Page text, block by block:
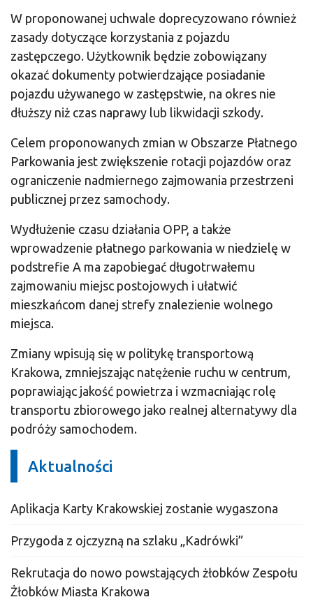
W proponowanej uchwale doprecyzowano również
zasady dotyczące korzystania z pojazdu
zastępczego. Użytkownik będzie zobowiązany
okazać dokumenty potwierdzające posiadanie
pojazdu używanego w zastępstwie, na okres nie
dłuższy niż czas naprawy lub likwidacji szkody.
Celem proponowanych zmian w Obszarze Płatnego
Parkowania jest zwiększenie rotacji pojazdów oraz
ograniczenie nadmiernego zajmowania przestrzeni
publicznej przez samochody.
Wydłużenie czasu działania OPP, a także
wprowadzenie płatnego parkowania w niedzielę w
podstrefie A ma zapobiegać długotrwałemu
zajmowaniu miejsc postojowych i ułatwić
mieszkańcom danej strefy znalezienie wolnego
miejsca.
Zmiany wpisują się w politykę transportową
Krakowa, zmniejszając natężenie ruchu w centrum,
poprawiając jakość powietrza i wzmacniając rolę
transportu zbiorowego jako realnej alternatywy dla
podróży samochodem.
Aktualności
Aplikacja Karty Krakowskiej zostanie wygaszona
Przygoda z ojczyzną na szlaku „Kadrówki”
Rekrutacja do nowo powstających żłobków Zespołu
Żłobków Miasta Krakowa